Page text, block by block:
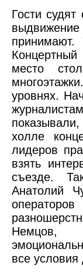
Гости
место
уровнях.
холле
лидеров
взять
съезде.
Анатолий
Немцов,
все